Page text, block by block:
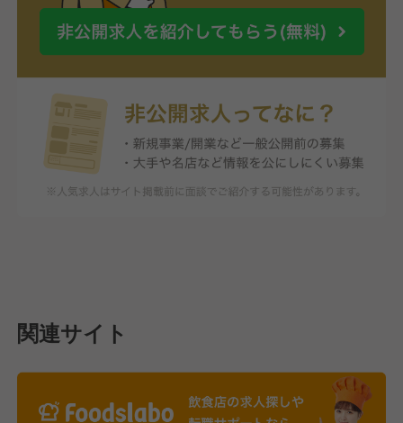
関連サイト